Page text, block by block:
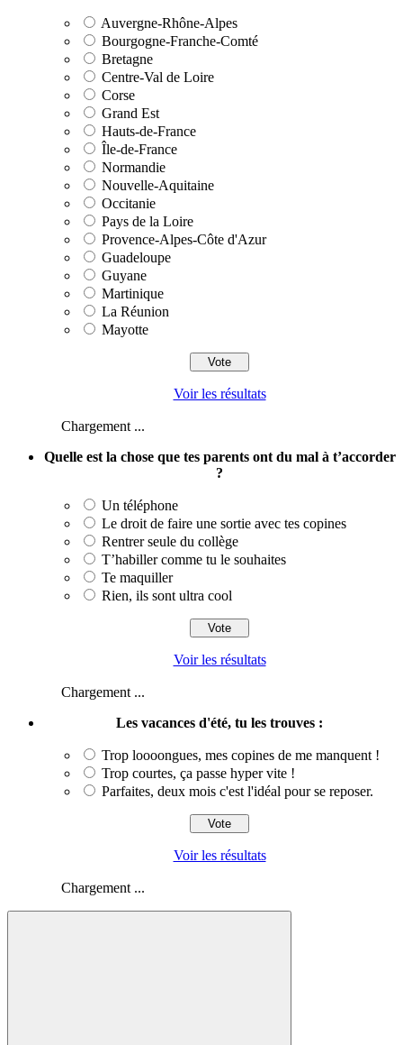
Auvergne-Rhône-Alpes
Bourgogne-Franche-Comté
Bretagne
Centre-Val de Loire
Corse
Grand Est
Hauts-de-France
Île-de-France
Normandie
Nouvelle-Aquitaine
Occitanie
Pays de la Loire
Provence-Alpes-Côte d'Azur
Guadeloupe
Guyane
Martinique
La Réunion
Mayotte
Voir les résultats
Chargement ...
Quelle est la chose que tes parents ont du mal à t’accorder
?
Un téléphone
Le droit de faire une sortie avec tes copines
Rentrer seule du collège
T’habiller comme tu le souhaites
Te maquiller
Rien, ils sont ultra cool
Voir les résultats
Chargement ...
Les vacances d'été, tu les trouves :
Trop loooongues, mes copines de me manquent !
Trop courtes, ça passe hyper vite !
Parfaites, deux mois c'est l'idéal pour se reposer.
Voir les résultats
Chargement ...